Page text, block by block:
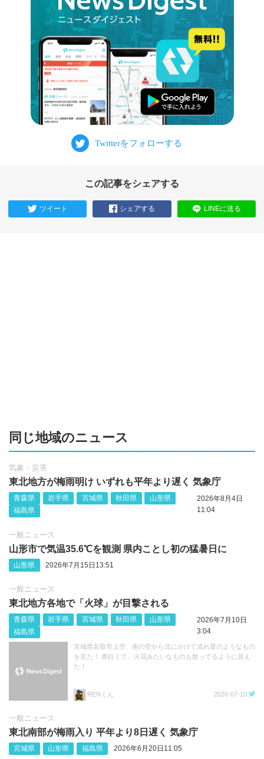
この記事をシェアする
ツイート シェアする LINEに送る
同じ地域のニュース
気象・災害
東北地方が梅雨明け いずれも平年より遅く 気象庁
青森県 岩手県 宮城県 秋田県
山形県
福島県
2026年8月4日
11:04
一般ニュース
山形市で気温35.6℃を観測 県内ことし初の猛暑日に
山形県 2026年7月15日13:51
一般ニュース
東北地方各地で「火球」が目撃される
青森県 岩手県 宮城県 秋田県
山形県
福島県
2026年7月10日
3:04
宮城県名取市上空、南の空から北にかけて流れ星のようなもの
を見た！ 青白くて、火花みたいなものも散ってるように見え
た！
RENくん 2026-07-10
一般ニュース
東北南部が梅雨入り 平年より8日遅く 気象庁
宮城県 山形県 福島県 2026年6月20日11:05